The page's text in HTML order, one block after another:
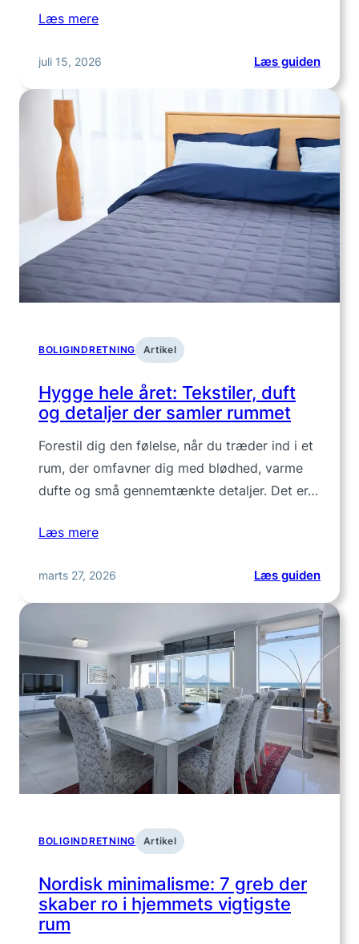
Læs mere
juli 15, 2026 Læs guiden:
billige
der
meget
værdi
for
BOLIGINDRETNING Artikel
Hygge hele året: Tekstiler, duft
og detaljer der samler rummet
Forestil dig den følelse, når du træder ind i et
rum, der omfavner dig med blødhed, varme
dufte og små gennemtænkte detaljer. Det er…
Læs mere
marts 27, 2026 Læs guiden:
Hygge
hele
og
der
samler
BOLIGINDRETNING Artikel
Nordisk minimalisme: 7 greb der
skaber ro i hjemmets vigtigste
rum